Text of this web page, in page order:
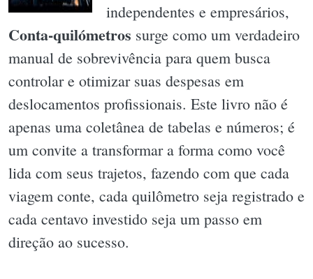
independentes e empresários,
Conta-quilómetros surge como um verdadeiro
manual de sobrevivência para quem busca
controlar e otimizar suas despesas em
deslocamentos profissionais. Este livro não é
apenas uma coletânea de tabelas e números; é
um convite a transformar a forma como você
lida com seus trajetos, fazendo com que cada
viagem conte, cada quilômetro seja registrado e
cada centavo investido seja um passo em
direção ao sucesso.